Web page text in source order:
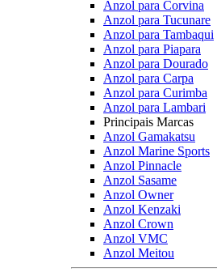
Anzol para Corvina
Anzol para Tucunare
Anzol para Tambaqui
Anzol para Piapara
Anzol para Dourado
Anzol para Carpa
Anzol para Curimba
Anzol para Lambari
Principais Marcas
Anzol Gamakatsu
Anzol Marine Sports
Anzol Pinnacle
Anzol Sasame
Anzol Owner
Anzol Kenzaki
Anzol Crown
Anzol VMC
Anzol Meitou